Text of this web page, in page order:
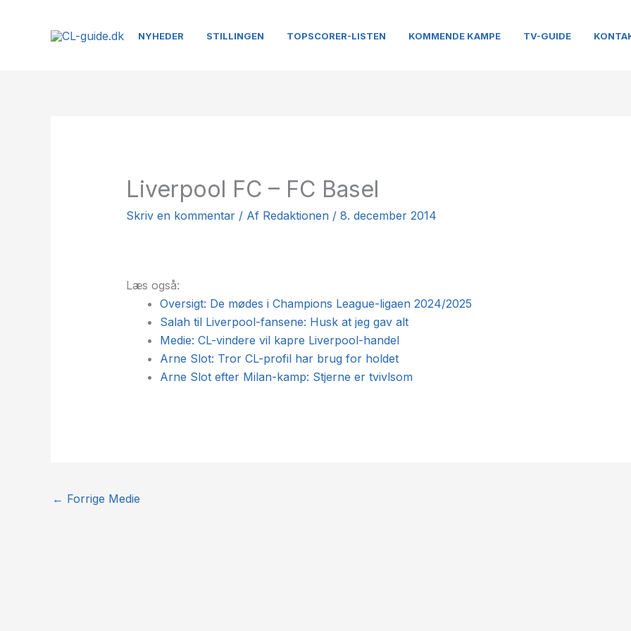
NYHEDER STILLINGEN TOPSCORER-LISTEN KOMMENDE KAMPE TV-GUIDE
Liverpool FC – FC Basel
Skriv en kommentar / Af Redaktionen / 8. december 2014
Læs også:
Oversigt: De mødes i Champions League-ligaen 2024/2025
Salah til Liverpool-fansene: Husk at jeg gav alt
Medie: CL-vindere vil kapre Liverpool-handel
Arne Slot: Tror CL-profil har brug for holdet
Arne Slot efter Milan-kamp: Stjerne er tvivlsom
← Forrige Medie